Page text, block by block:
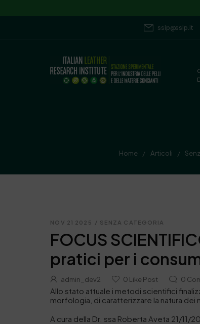
ssip@ssip.it
Home / Articoli /
NOV 21 2025 / SENZA CATEGORIA
FOCUS
pratici per i
admin_dev2 0 Like Post 0
Allo stato attuale i metodi scientifici
morfologia, di caratterizzare la natura
A cura della Dr. ssa Roberta Aveta 21/11/